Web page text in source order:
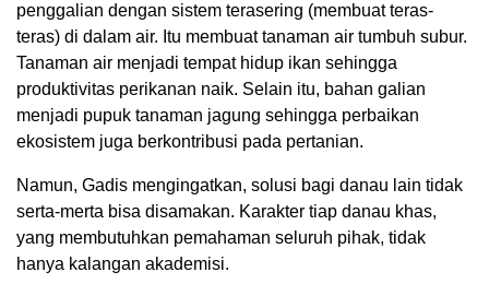
penggalian dengan sistem terasering (membuat teras-
teras) di dalam air. Itu membuat tanaman air tumbuh subur.
Tanaman air menjadi tempat hidup ikan sehingga
produktivitas perikanan naik. Selain itu, bahan galian
menjadi pupuk tanaman jagung sehingga perbaikan
ekosistem juga berkontribusi pada pertanian.
Namun, Gadis mengingatkan, solusi bagi danau lain tidak
serta-merta bisa disamakan. Karakter tiap danau khas,
yang membutuhkan pemahaman seluruh pihak, tidak
hanya kalangan akademisi.